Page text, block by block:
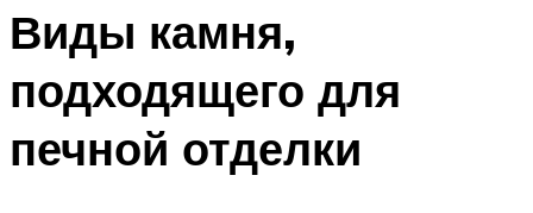
Виды камня,
подходящего для
печной отделки